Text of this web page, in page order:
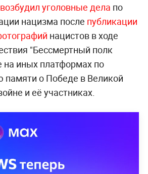
возбудил уголовные дела по
нацизма после публикации
нацистов в ходе
"Бессмертный полк
на иных платформах по
памяти о Победе в Великой
и её участниках.